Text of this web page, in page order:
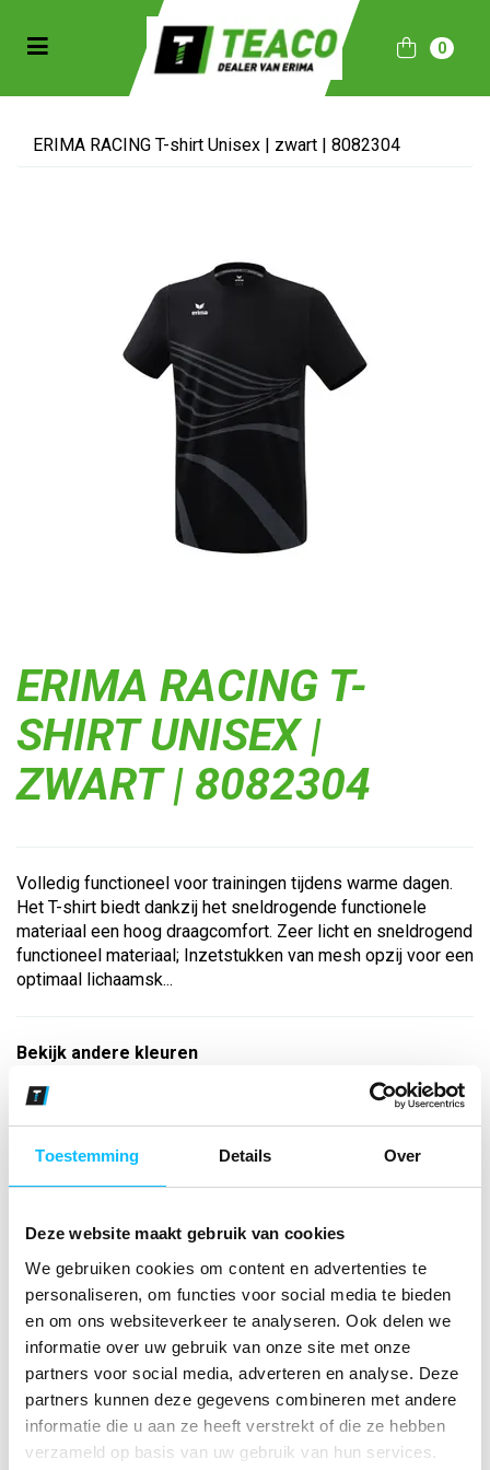
Toestemming Details Over
Deze website maakt gebruik van cookies
We gebruiken cookies om content en advertenties te
personaliseren, om functies voor social media te bieden
en om ons websiteverkeer te analyseren. Ook delen we
informatie over uw gebruik van onze site met onze
partners voor social media, adverteren en analyse. Deze
partners kunnen deze gegevens combineren met andere
informatie die u aan ze heeft verstrekt of die ze hebben
verzameld op basis van uw gebruik van hun services.
(Sportkleding)
(Collecties)
Toggle navigation 0
ERIMA RACING T-shirt Unisex | zwart | 8082304
ERIMA RACING T-
SHIRT UNISEX |
ZWART | 8082304
Volledig functioneel voor trainingen tijdens warme dagen.
Het T-shirt biedt dankzij het sneldrogende functionele
materiaal een hoog draagcomfort. Zeer licht en sneldrogend
functioneel materiaal; Inzetstukken van mesh opzij voor een
optimaal lichaamsk...
Bekijk andere kleuren
zwart
Maat
Aantal
*Gratis verzending vanaf €150,- exclusief BTW
Kies kleur/maat
€ 29 ,01
€ 35 ,10 € 45,- incl BTW